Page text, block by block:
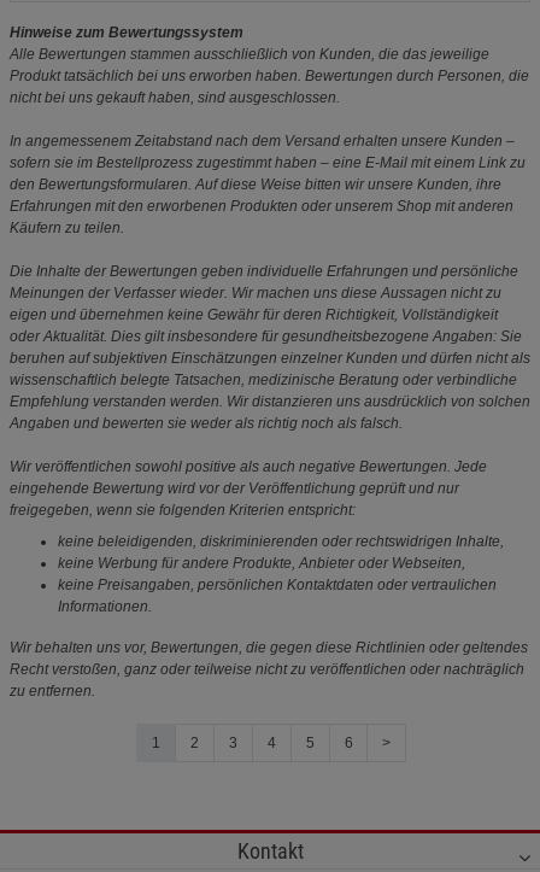
Hinweise zum Bewertungssystem
Alle Bewertungen stammen ausschließlich von Kunden, die das jeweilige
Produkt tatsächlich bei uns erworben haben. Bewertungen durch Personen, die
nicht bei uns gekauft haben, sind ausgeschlossen.
In angemessenem Zeitabstand nach dem Versand erhalten unsere Kunden –
sofern sie im Bestellprozess zugestimmt haben – eine E-Mail mit einem Link zu
den Bewertungsformularen. Auf diese Weise bitten wir unsere Kunden, ihre
Erfahrungen mit den erworbenen Produkten oder unserem Shop mit anderen
Käufern zu teilen.
Die Inhalte der Bewertungen geben individuelle Erfahrungen und persönliche
Meinungen der Verfasser wieder. Wir machen uns diese Aussagen nicht zu
eigen und übernehmen keine Gewähr für deren Richtigkeit, Vollständigkeit
oder Aktualität. Dies gilt insbesondere für gesundheitsbezogene Angaben: Sie
beruhen auf subjektiven Einschätzungen einzelner Kunden und dürfen nicht als
wissenschaftlich belegte Tatsachen, medizinische Beratung oder verbindliche
Empfehlung verstanden werden. Wir distanzieren uns ausdrücklich von solchen
Angaben und bewerten sie weder als richtig noch als falsch.
Wir veröffentlichen sowohl positive als auch negative Bewertungen. Jede
eingehende Bewertung wird vor der Veröffentlichung geprüft und nur
freigegeben, wenn sie folgenden Kriterien entspricht:
keine beleidigenden, diskriminierenden oder rechtswidrigen Inhalte,
keine Werbung für andere Produkte, Anbieter oder Webseiten,
keine Preisangaben, persönlichen Kontaktdaten oder vertraulichen
Informationen.
Wir behalten uns vor, Bewertungen, die gegen diese Richtlinien oder geltendes
Recht verstoßen, ganz oder teilweise nicht zu veröffentlichen oder nachträglich
zu entfernen.
1 2 3 4 5 6 >
Kontakt